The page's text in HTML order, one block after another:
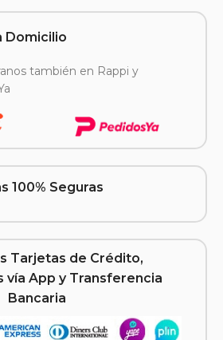
Domicilio
también en Rappi y
100% Seguras
Tarjetas de Crédito,
vía App y Transferencia
Bancaria